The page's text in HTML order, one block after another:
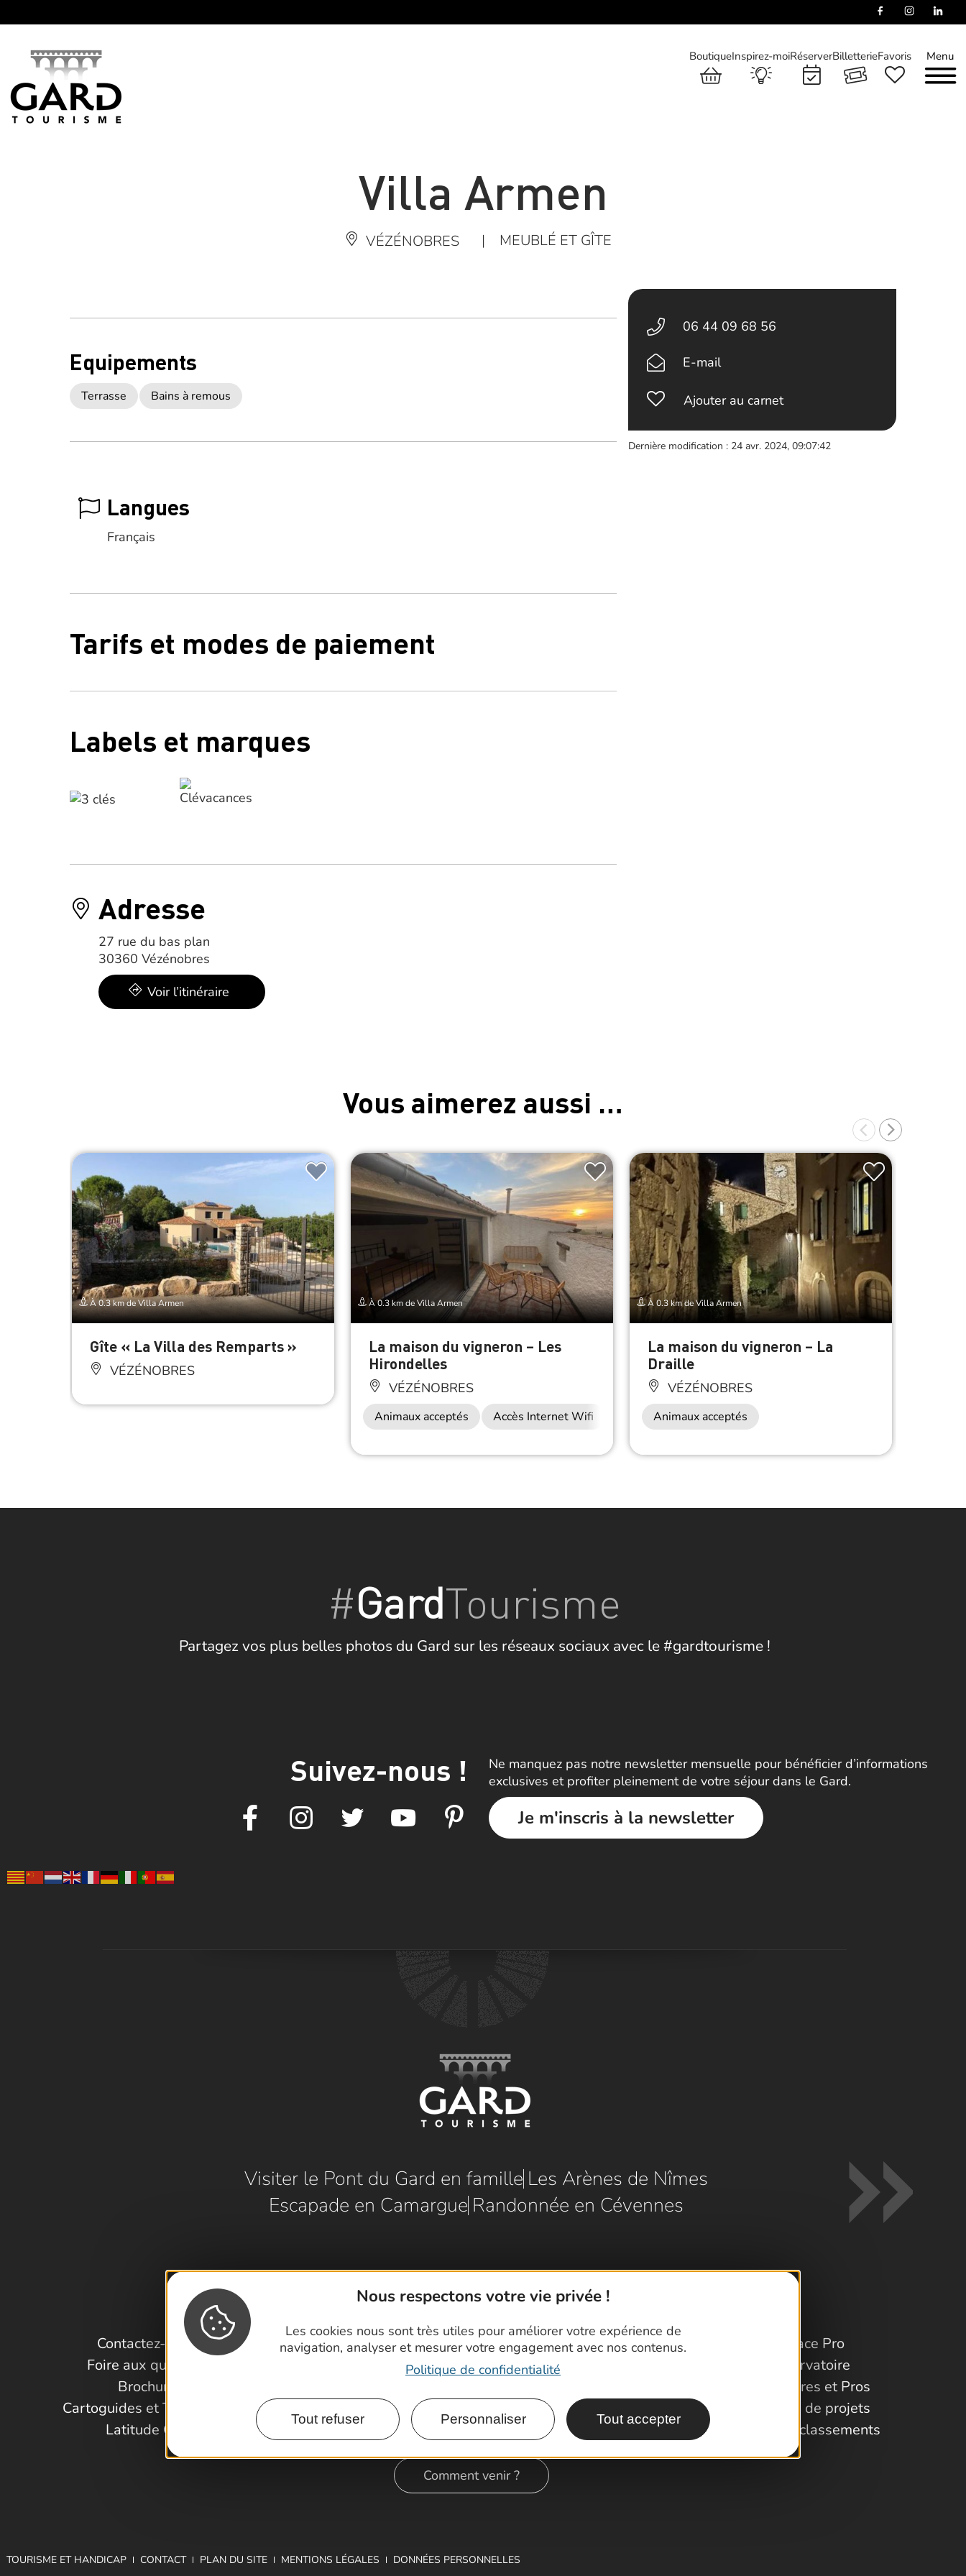
Nous respectons votre vie privée !
Les cookies nous sont très utiles pour améliorer votre expérience de
navigation, analyser et mesurer votre engagement avec nos contenus.
Politique de confidentialité
Tout refuser Personnaliser Tout accepter
Menu
BoutiqueInspirez-moiRéserverBilletterieFavoris
Villa Armen
VÉZÉNOBRES | MEUBLÉ ET GÎTE
Equipements
Terrasse Bains à remous
Langues
Français
Tarifs et modes de paiement
Labels et marques
Adresse
27 rue du bas plan
30360 Vézénobres
Voir l’itinéraire
06 44 09 68 56
E-mail
Ajouter au carnet
Dernière modification : 24 avr. 2024, 09:07:42
Vous aimerez aussi …
À 0.3 km de Villa Armen
Gîte « La Villa des Remparts »
VÉZÉNOBRES
À 0.3 km de Villa Armen
La maison du vigneron – Les
Hirondelles
VÉZÉNOBRES
Animaux acceptés Accès Internet Wifi
À 0.3 km de Villa Armen
La maison du vigneron – La
Draille
VÉZÉNOBRES
Animaux acceptés
#GardTourisme
Partagez vos plus belles photos du Gard sur les réseaux sociaux avec le #gardtourisme !
Suivez-nous !
Ne manquez pas notre newsletter mensuelle pour bénéficier d’informations
exclusives et profiter pleinement de votre séjour dans le Gard.
Je m'inscris à la newsletter
Visiter le Pont du Gard en famille Les Arènes de Nîmes
Escapade en Camargue Randonnée en Cévennes
Contactez-nous !
Foire aux questions
Brochures
Cartoguides et Topoguides
Latitude Gard
Comment venir ?
Espace Pro
Observatoire
Partenaires et Pros
Porteurs de projets
Labels et classements
TOURISME ET HANDICAP CONTACT PLAN DU SITE MENTIONS LÉGALES DONNÉES PERSONNELLES